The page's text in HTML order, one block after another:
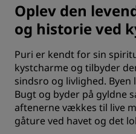
Oplev den
og historie ved
Puri er kendt for sin
kystcharme og tilbyder
sindsro og livlighed. Byen
Bugt og byder på gyldne
aftenerne vækkes til live
gåture ved havet og det